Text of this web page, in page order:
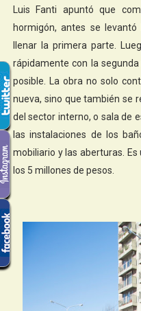
Luis Fanti apuntó que
hormigón, antes se
llenar la primera parte.
rápidamente con la
posible. La obra no solo
nueva, sino que también se
del sector interno, o sala de
las instalaciones de los
mobiliario y las aberturas.
los 5 millones de pesos.